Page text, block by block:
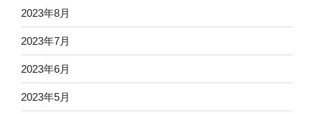
2023年8月
2023年7月
2023年6月
2023年5月